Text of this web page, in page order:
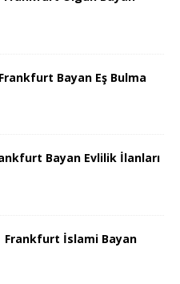
Bayan Eş Bulma
Bayan Evlilik İlanları
Frankfurt İslami Bayan